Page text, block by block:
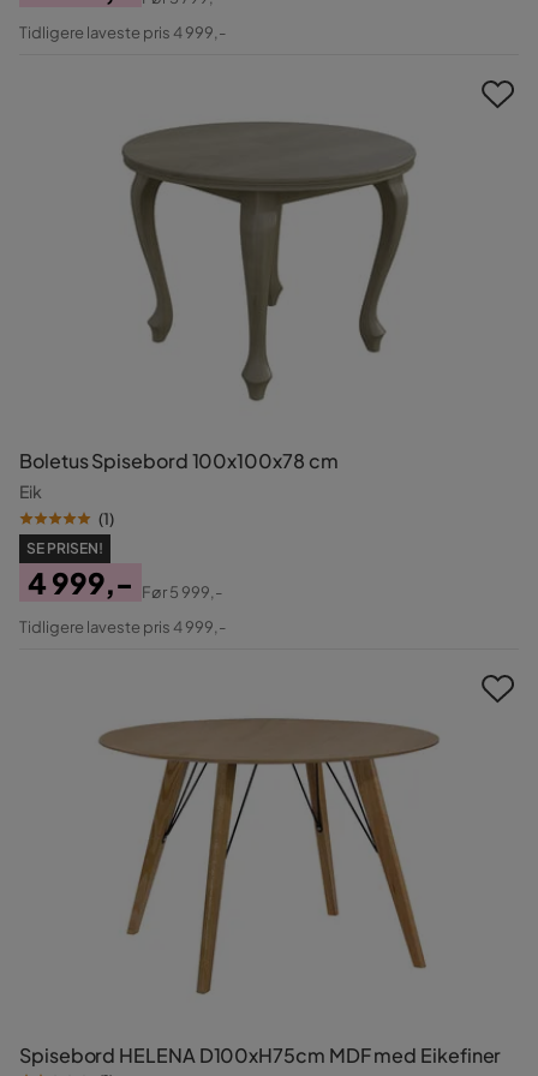
Pris
Original
Tidligere laveste pris 4 999,-
Boletus Spisebord 100x100x78 cm
Eik
(1)
SE PRISEN!
Pris
4 999,-
Original
Før5 999,-
Tidligere laveste pris 4 999,-
Spisebord HELENA D100xH75cm MDF med Eikefiner